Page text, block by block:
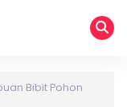
Bibit Pohon